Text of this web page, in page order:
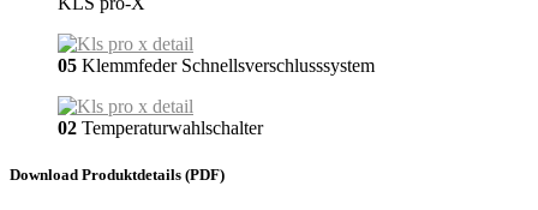
05 Klemmfeder Schnellsverschlusssystem
02 Temperaturwahlschalter
Download Produktdetails (PDF)